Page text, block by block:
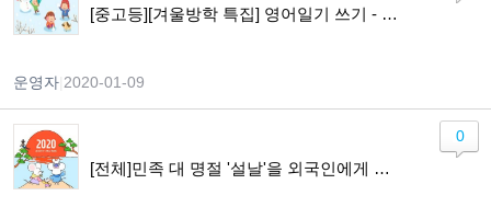
[중고등][겨울방학 특집] 영어일기 쓰기 - Lets Keep a Diary in English
운영자 2020-01-09
[전체]민족 대 명절 '설날'을 외국인에게 소개하기!!
0